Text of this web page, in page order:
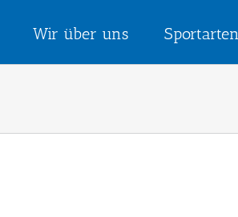
Wir über uns Sportarten